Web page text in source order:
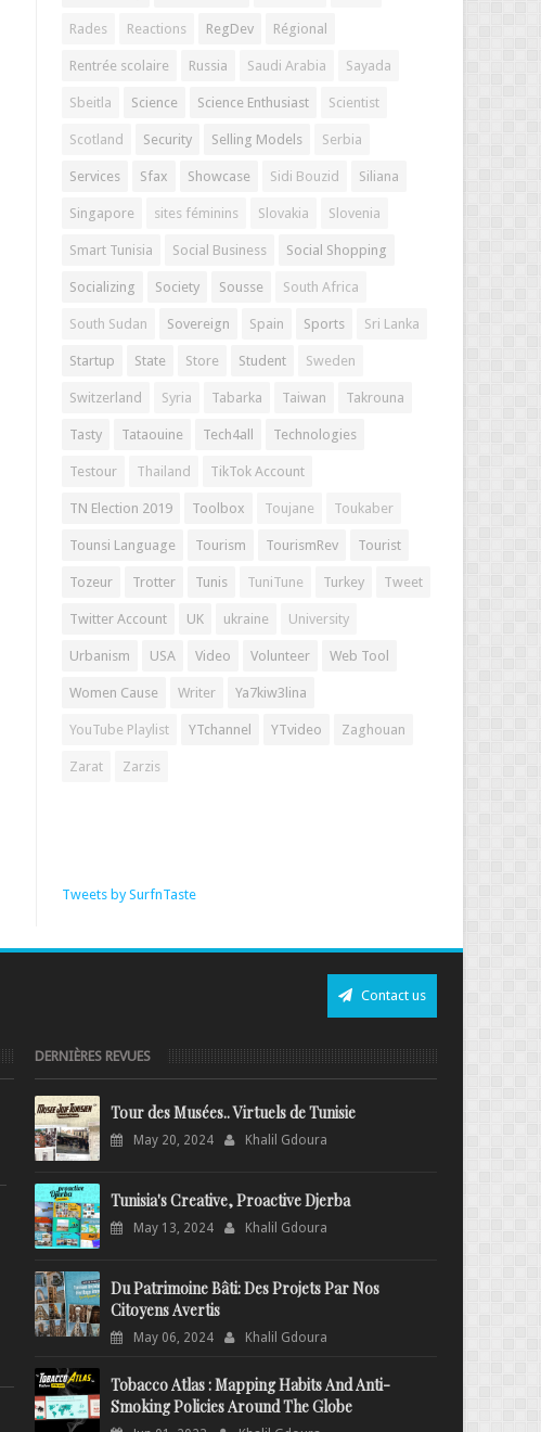
Rades Reactions RegDev Régional
Rentrée scolaire Russia Saudi Arabia Sayada
Sbeitla Science Science Enthusiast Scientist
Scotland Security Selling Models Serbia
Services Sfax Showcase Sidi Bouzid Siliana
Singapore sites féminins Slovakia Slovenia
Smart Tunisia Social Business Social Shopping
Socializing Society Sousse South Africa
South Sudan Sovereign Spain Sports Sri Lanka
Startup State Store Student Sweden
Switzerland Syria Tabarka Taiwan Takrouna
Tasty Tataouine Tech4all Technologies
Testour Thailand TikTok Account
TN Election 2019 Toolbox Toujane Toukaber
Tounsi Language Tourism TourismRev Tourist
Tozeur Trotter Tunis TuniTune Turkey Tweet
Twitter Account UK ukraine University
Urbanism USA Video Volunteer Web Tool
Women Cause Writer Ya7kiw3lina
YouTube Playlist YTchannel YTvideo Zaghouan
Zarat Zarzis
Tweets by SurfnTaste
Contact us
DERNIÈRES REVUES
Tour des Musées.. Virtuels de Tunisie
May 20, 2024 Khalil Gdoura
Tunisia's Creative, Proactive Djerba
May 13, 2024 Khalil Gdoura
Du Patrimoine Bâti: Des Projets Par Nos
Citoyens Avertis
May 06, 2024 Khalil Gdoura
Tobacco Atlas : Mapping Habits And Anti-
Smoking Policies Around The Globe